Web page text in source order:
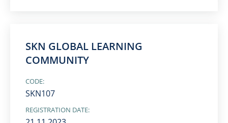
SKN GLOBAL LEARNING
COMMUNITY
CODE:
SKN107
REGISTRATION DATE: